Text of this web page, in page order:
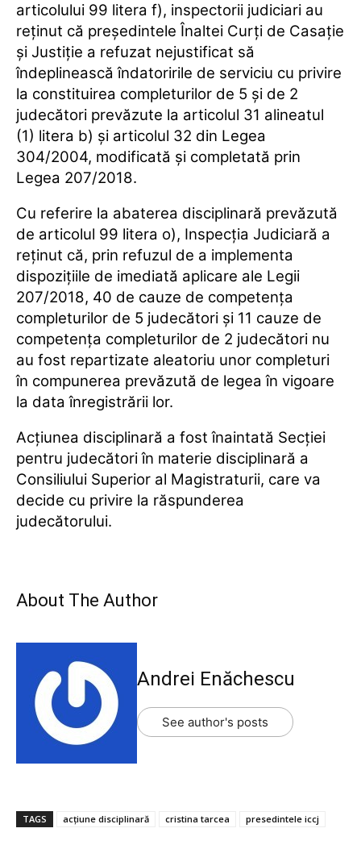
articolului 99 litera f), inspectorii judiciari au
reţinut că preşedintele Înaltei Curţi de Casaţie
şi Justiţie a refuzat nejustificat să
îndeplinească îndatoririle de serviciu cu privire
la constituirea completurilor de 5 şi de 2
judecători prevăzute la articolul 31 alineatul
(1) litera b) şi articolul 32 din Legea
304/2004, modificată şi completată prin
Legea 207/2018.
Cu referire la abaterea disciplinară prevăzută
de articolul 99 litera o), Inspecţia Judiciară a
reţinut că, prin refuzul de a implementa
dispoziţiile de imediată aplicare ale Legii
207/2018, 40 de cauze de competenţa
completurilor de 5 judecători şi 11 cauze de
competenţa completurilor de 2 judecători nu
au fost repartizate aleatoriu unor completuri
în compunerea prevăzută de legea în vigoare
la data înregistrării lor.
Acţiunea disciplinară a fost înaintată Secţiei
pentru judecători în materie disciplinară a
Consiliului Superior al Magistraturii, care va
decide cu privire la răspunderea
judecătorului.
About The Author
Andrei Enăchescu
See author's posts
TAGS acțiune disciplinară cristina tarcea presedintele iccj